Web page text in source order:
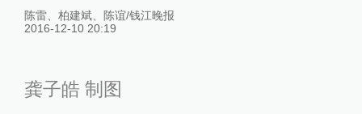
陈雷、柏建斌、陈谊/钱江晚报
2016-12-10 20:19
龚子皓 制图